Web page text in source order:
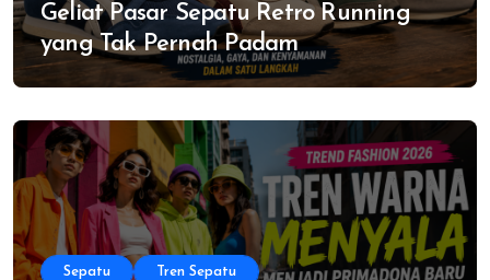
Geliat Pasar Sepatu Retro Running
yang Tak Pernah Padam
Sepatu Tren Sepatu